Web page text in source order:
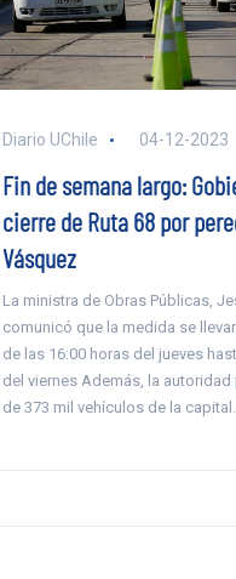
Diario UChile 04-12-2023
Fin de semana largo:
cierre de Ruta 68 por
Vásquez
La ministra de Obras Públicas,
comunicó que la medida se
de las 16:00 horas del jueves
del viernes Además, la
de 373 mil vehículos de la capital.